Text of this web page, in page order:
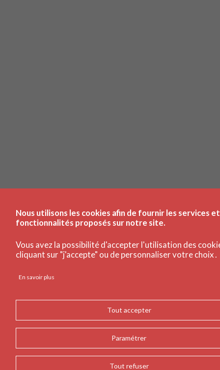
Nous utilisons les cookies afin de fournir les services
fonctionnalités proposés sur notre site.
Vous avez la possibilité d'accepter l'utilisation des
cliquant sur "j'accepte" ou de personnaliser votre choix .
En savoir plus
Tout accepter
Paramétrer
Tout refuser